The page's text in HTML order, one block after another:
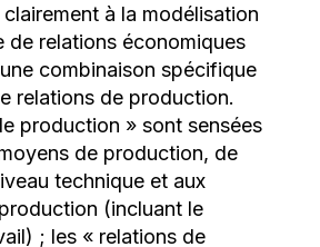
à la modélisation
de relations économiques
combinaison spécifique
relations de production.
production » sont sensées
de production, de
technique et aux
(incluant le
; les « relations de